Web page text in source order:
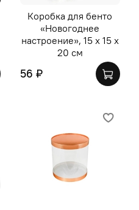
Коробка для бенто
«Новогоднее
настроение», 15 х 15 х
20 см
56 ₽